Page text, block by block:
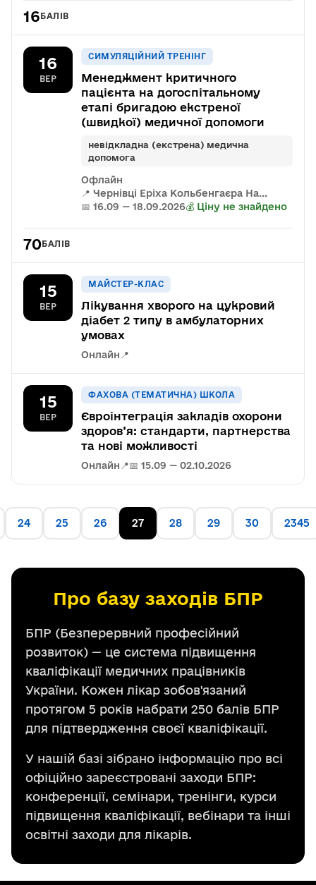
16БАЛІВ
16
ВЕР
СИМУЛЯЦІЙНИЙ ТРЕНІНГ
Менеджмент критичного
пацієнта на догоспітальному
етапі бригадою екстреної
(швидкої) медичної допомоги
невідкладна (екстрена) медична
допомога
Офлайн
📍 Чернівці Еріха Кольбенгаєра На...
📅 16.09 — 18.09.2026💰 Ціну не знайдено
70БАЛІВ
15
ВЕР
МАЙСТЕР-КЛАС
Лікування хворого на цукровий
діабет 2 типу в амбулаторних
умовах
Онлайн 📍
15
ВЕР
ФАХОВА (ТЕМАТИЧНА) ШКОЛА
Євроінтеграція закладів охорони
здоров’я: стандарти, партнерства
та нові можливості
Онлайн 📍📅 15.09 — 02.10.2026
24 25 26 27 28 29 30 2345
Про базу заходів БПР
БПР (Безперервний професійний
розвиток) — це система підвищення
кваліфікації медичних працівників
України. Кожен лікар зобов'язаний
протягом 5 років набрати 250 балів БПР
для підтвердження своєї кваліфікації.
У нашій базі зібрано інформацію про всі
офіційно зареєстровані заходи БПР:
конференції, семінари, тренінги, курси
підвищення кваліфікації, вебінари та інші
освітні заходи для лікарів.